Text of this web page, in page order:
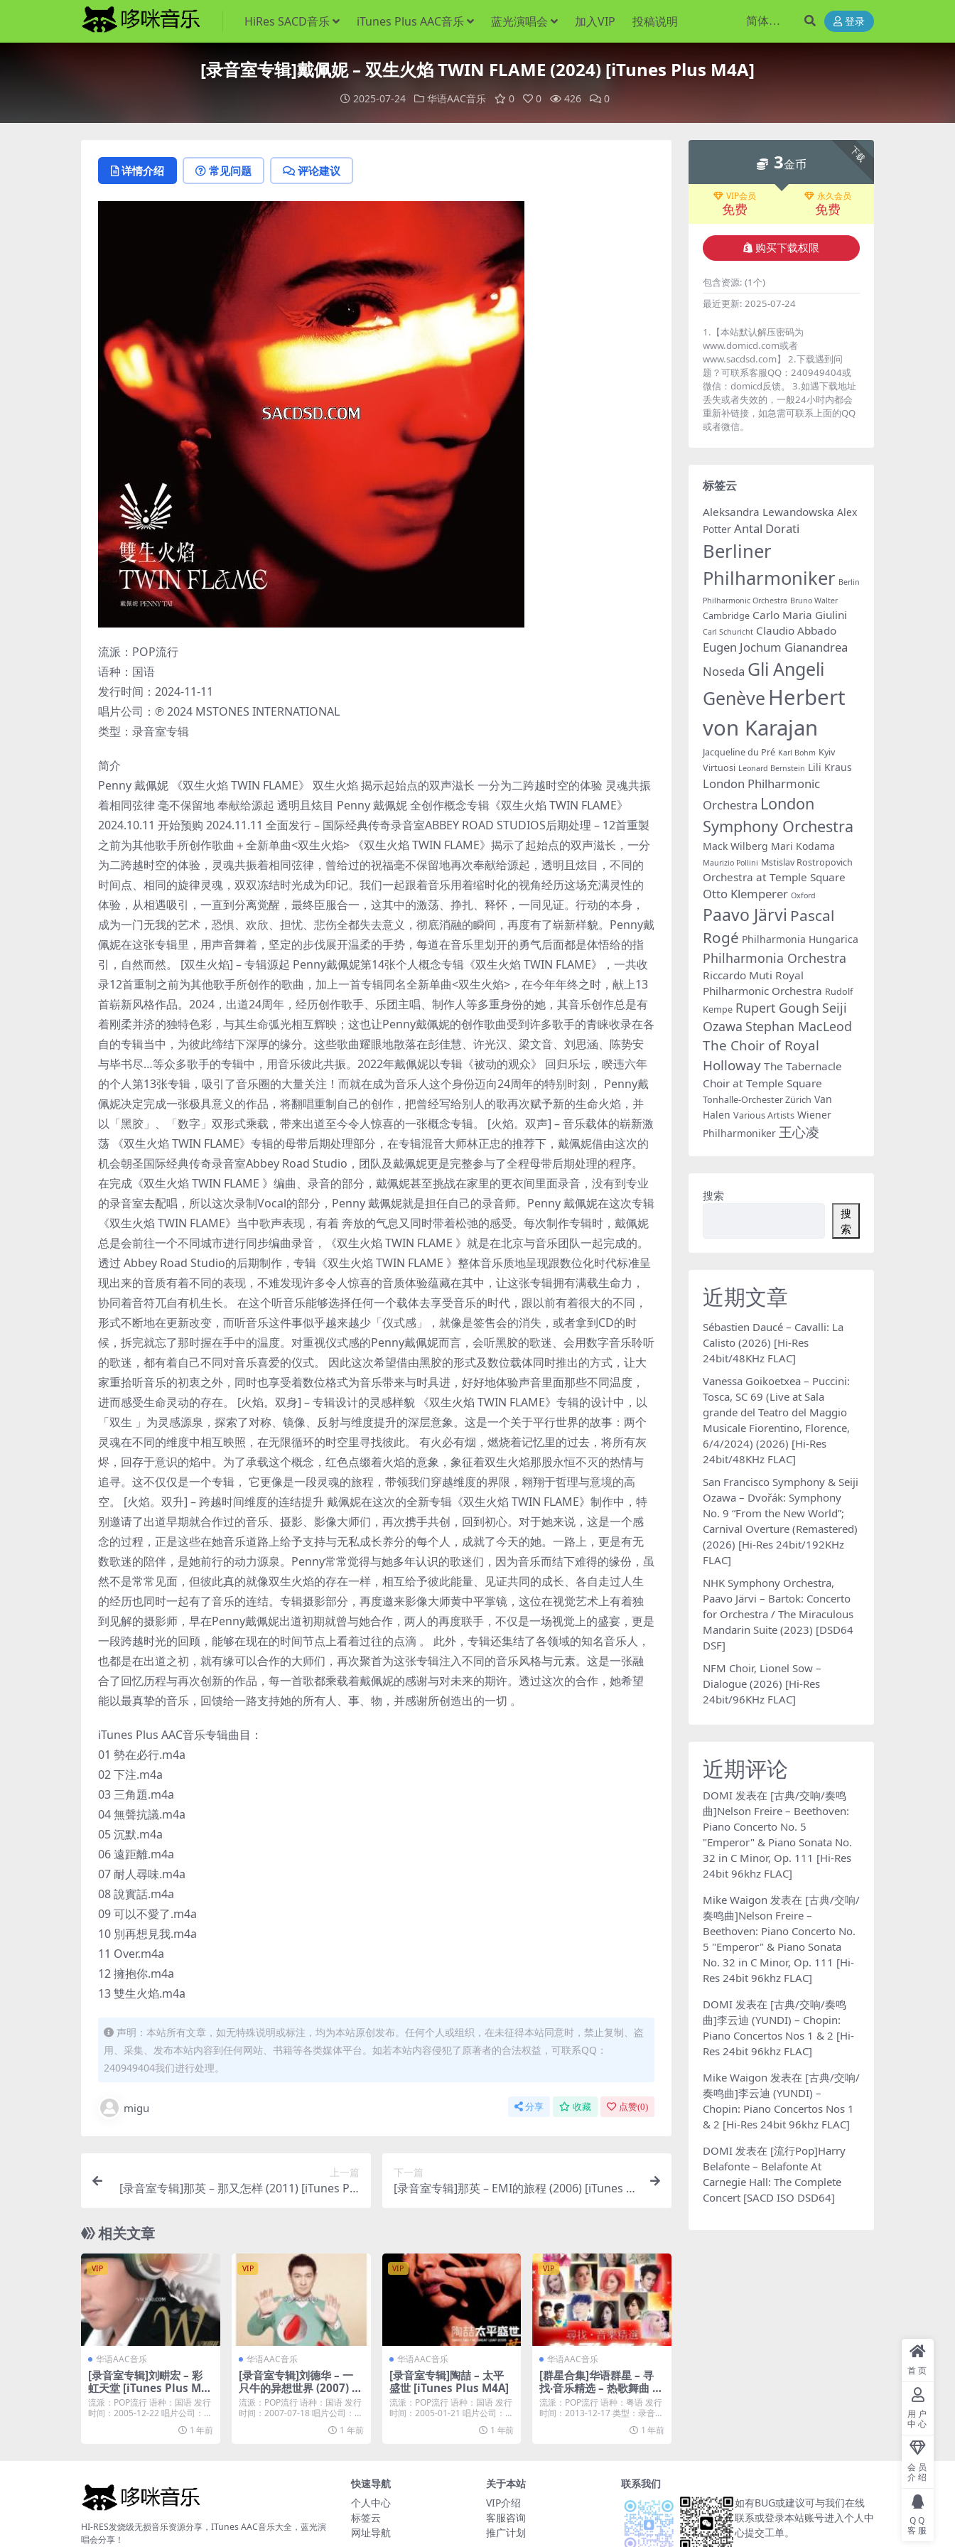
HiRes SACD音乐 iTunes Plus AAC音乐 蓝光演唱会 加入VIP 投稿说明 登录
[录音室专辑]戴佩妮 – 双生火焰 TWIN FLAME (2024) [iTunes Plus M4A]
2025-07-24 华语AAC音乐 0 0 426 0
详情介绍 常见问题 评论建议
流派：POP流行
语种：国语
发行时间：2024-11-11
唱片公司：℗ 2024 MSTONES INTERNATIONAL
类型：录音室专辑
简介
Penny 戴佩妮 《双生火焰 TWIN FLAME》 双生火焰 揭示起始点的双声滋长 一分为二跨越时空的体验 灵魂共振
着相同弦律 毫不保留地 奉献给源起 透明且炫目 Penny 戴佩妮 全创作概念专辑《双生火焰 TWIN FLAME》
2024.10.11 开始预购 2024.11.11 全面发行 – 国际经典传奇录音室ABBEY ROAD STUDIOS后期处理 – 12首重製
之前为其他歌手所创作歌曲＋全新单曲<双生火焰> 《双生火焰 TWIN FLAME》揭示了起始点的双声滋长，一分
为二跨越时空的体验，灵魂共振着相同弦律，曾给过的祝福毫不保留地再次奉献给源起，透明且炫目，不同的
时间点、相同的旋律灵魂，双双冻结时光成为印记。我们一起跟着音乐用着缩时化的视角经历这场充满灵性的
体验，从相遇吸引，一直到分离觉醒，最终臣服合一，这其中的激荡、挣扎、释怀，一同见证。行动的本身，
成为一门无我的艺术，恐惧、欢欣、担忧、悲伤全都失去意义，彻底消融的瞬间，再度有了崭新样貌。Penny戴
佩妮在这张专辑里，用声音舞着，坚定的步伐展开温柔的手势，每道在音乐里划开的勇气后面都是体悟给的指
引，自然而然。 [双生火焰] – 专辑源起 Penny戴佩妮第14张个人概念专辑《双生火焰 TWIN FLAME》，一共收
录12首重制之前为其他歌手所创作的歌曲，加上一首专辑同名全新单曲<双生火焰>，在今年年终之时，献上13
首崭新风格作品。2024，出道24周年，经历创作歌手、乐团主唱、制作人等多重身份的她，其音乐创作总是有
着刚柔并济的独特色彩，与其生命弧光相互辉映；这也让Penny戴佩妮的创作歌曲受到许多歌手的青睐收录在各
自的专辑当中，为彼此缔结下深厚的缘分。这些歌曲耀眼地散落在彭佳慧、许光汉、梁文音、刘思涵、陈势安
与毕书尽…等众多歌手的专辑中，用音乐彼此共振。2022年戴佩妮以专辑《被动的观众》 回归乐坛，睽违六年
的个人第13张专辑，吸引了音乐圈的大量关注！而就在成为音乐人这个身份迈向24周年的特别时刻， Penny戴
佩妮决定完成一张极具意义的作品，将翻唱重制自己的创作，把曾经写给别人的歌再次赋予新的生命火焰，并
以「黑胶」、「数字」双形式乘载，带来出道至今令人惊喜的一张概念专辑。 [火焰。双声] – 音乐载体的崭新激
荡 《双生火焰 TWIN FLAME》专辑的母带后期处理部分，在专辑混音大师林正忠的推荐下，戴佩妮借由这次的
机会朝圣国际经典传奇录音室Abbey Road Studio，团队及戴佩妮更是完整参与了全程母带后期处理的程序。
在完成《双生火焰 TWIN FLAME 》编曲、录音的部分，戴佩妮甚至挑战在家里的更衣间里面录音，没有到专业
的录音室去配唱，所以这次录制Vocal的部分，Penny 戴佩妮就是担任自己的录音师。Penny 戴佩妮在这次专辑
《双生火焰 TWIN FLAME》当中歌声表现，有着 奔放的气息又同时带着松弛的感受。每次制作专辑时，戴佩妮
总是会前往一个不同城市进行同步编曲录音，《双生火焰 TWIN FLAME 》就是在北京与音乐团队一起完成的。
透过 Abbey Road Studio的后期制作，专辑《双生火焰 TWIN FLAME 》整体音乐质地呈现跟数位化时代标准呈
现出来的音质有着不同的表现，不难发现许多令人惊喜的音质体验蕴藏在其中，让这张专辑拥有满载生命力，
协同着音符兀自有机生长。 在这个听音乐能够选择任何一个载体去享受音乐的时代，跟以前有着很大的不同，
形式不断地在更新改变，而听音乐这件事似乎越来越少「仪式感」，就像是签售会的消失，或者拿到CD的时
候，拆完就忘了那时握在手中的温度。对重视仪式感的Penny戴佩妮而言，会听黑胶的歌迷、会用数字音乐聆听
的歌迷，都有着自己不同对音乐喜爱的仪式。 因此这次希望借由黑胶的形式及数位载体同时推出的方式，让大
家重拾听音乐的初衷之外，同时也享受着数位格式为音乐带来与时具进，好好地体验声音里面那些不同温度，
进而感受生命灵动的存在。 [火焰。双身] – 专辑设计的灵感样貌 《双生火焰 TWIN FLAME》专辑的设计中，以
「双生 」为灵感源泉，探索了对称、镜像、反射与维度提升的深层意象。这是一个关于平行世界的故事：两个
灵魂在不同的维度中相互映照，在无限循环的时空里寻找彼此。 有火必有烟，燃烧着记忆里的过去，将所有灰
烬，回存于意识的焰中。为了承载这个概念，红色点缀着火焰的意象，象征着双生火焰那股永恒不灭的热情与
追寻。这不仅仅是一个专辑， 它更像是一段灵魂的旅程，带领我们穿越维度的界限，翱翔于哲理与意境的高
空。 [火焰。双升] – 跨越时间维度的连结提升 戴佩妮在这次的全新专辑《双生火焰 TWIN FLAME》制作中，特
别邀请了出道早期就合作过的音乐、摄影、影像大师们，再次携手共创，回到初心。对于她来说，这是一个感
念的过程，正是这些在她音乐道路上给予支持与无私成长养分的每个人，成就了今天的她。一路上，更是有无
数歌迷的陪伴，是她前行的动力源泉。Penny常常觉得与她多年认识的歌迷们，因为音乐而结下难得的缘份，虽
然不是常常见面，但彼此真的就像双生火焰的存在一样，相互给予彼此能量、见证共同的成长、各自走过人生
的经历也同时一起有了音乐的连结。专辑摄影部分，再度邀来影像大师黄中平掌镜，这位在视觉艺术上有着独
到见解的摄影师，早在Penny戴佩妮出道初期就曾与她合作，两人的再度联手，不仅是一场视觉上的盛宴，更是
一段跨越时光的回顾，能够在现在的时间节点上看着过往的点滴 。 此外，专辑还集结了各领域的知名音乐人，
也都是在出道之初，就有缘可以合作的大师们，再次聚首为这张专辑注入不同的音乐风格与元素。这是一张融
合了回忆历程与再次创新的作品，每一首歌都乘载着戴佩妮的感谢与对未来的期许。透过这次的合作，她希望
能以最真挚的音乐，回馈给一路支持她的所有人、事、物，并感谢所创造出的一切 。
iTunes Plus AAC音乐专辑曲目：
01 勢在必行.m4a
02 下注.m4a
03 三角題.m4a
04 無聲抗議.m4a
05 沉默.m4a
06 遠距離.m4a
07 耐人尋味.m4a
08 說實話.m4a
09 可以不愛了.m4a
10 別再想見我.m4a
11 Over.m4a
12 擁抱你.m4a
13 雙生火焰.m4a
声明：本站所有文章，如无特殊说明或标注，均为本站原创发布。任何个人或组织，在未征得本站同意时，禁止复制、盗
用、采集、发布本站内容到任何网站、书籍等各类媒体平台。如若本站内容侵犯了原著者的合法权益，可联系QQ：
240949404我们进行处理。
migu 分享 收藏 点赞(0)
上一篇
[录音室专辑]那英 – 那又怎样 (2011) [iTunes Plu
下一篇
[录音室专辑]那英 – EMI的旅程 (2006) [iTunes Pl
相关文章
VIP
华语AAC音乐
[录音室专辑]刘畊宏 – 彩
虹天堂 [iTunes Plus M4
A]
流派：POP流行 语种：国语 发行
时间：2005-12-22 唱片公司：索
1 年前
VIP
华语AAC音乐
[录音室专辑]刘德华 – 一
只牛的异想世界 (2007) [i
Tunes Plus M4A]
流派：POP流行 语种：国语 发行
时间：2007-07-18 唱片公司：℗
1 年前
VIP
华语AAC音乐
[录音室专辑]陶喆 – 太平
盛世 [iTunes Plus M4A]
流派：POP流行 语种：国语 发行
时间：2005-01-21 唱片公司：金
1 年前
VIP
华语AAC音乐
[群星合集]华语群星 – 寻
找‧音乐精选 – 热歌舞曲 [i
Tunes Plus M4A]
流派：POP流行 语种：粤语 发行
时间：2013-12-17 类型：录音室
1 年前
下载
3金币
VIP会员
免费
永久会员
免费
购买下载权限
包含资源: (1个)
最近更新: 2025-07-24
1.【本站默认解压密码为
www.domicd.com或者
www.sacdsd.com】 2.下载遇到问
题？可联系客服QQ：240949404或
微信：domicd反馈。 3.如遇下载地址
丢失或者失效的，一般24小时内都会
重新补链接，如急需可联系上面的QQ
或者微信。
标签云
Aleksandra Lewandowska Alex
Potter Antal Dorati
Berliner
Philharmoniker Berlin
Philharmonic Orchestra Bruno Walter
Cambridge Carlo Maria Giulini
Carl Schuricht Claudio Abbado
Eugen Jochum Gianandrea
Noseda Gli Angeli
Genève Herbert
von Karajan
Jacqueline du Pré Karl Bohm Kyiv
Virtuosi Leonard Bernstein Lili Kraus
London Philharmonic
Orchestra London
Symphony Orchestra
Mack Wilberg Mari Kodama
Maurizio Pollini Mstislav Rostropovich
Orchestra at Temple Square
Otto Klemperer Oxford
Paavo Järvi Pascal
Rogé Philharmonia Hungarica
Philharmonia Orchestra
Riccardo Muti Royal
Philharmonic Orchestra Rudolf
Kempe Rupert Gough Seiji
Ozawa Stephan MacLeod
The Choir of Royal
Holloway The Tabernacle
Choir at Temple Square
Tonhalle-Orchester Zürich Van
Halen Various Artists Wiener
Philharmoniker 王心凌
搜索
搜
索
近期文章
Sébastien Daucé – Cavalli: La
Calisto (2026) [Hi-Res
24bit/48KHz FLAC]
Vanessa Goikoetxea – Puccini:
Tosca, SC 69 (Live at Sala
grande del Teatro del Maggio
Musicale Fiorentino, Florence,
6/4/2024) (2026) [Hi-Res
24bit/48KHz FLAC]
San Francisco Symphony & Seiji
Ozawa – Dvořák: Symphony
No. 9 “From the New World”;
Carnival Overture (Remastered)
(2026) [Hi-Res 24bit/192KHz
FLAC]
NHK Symphony Orchestra,
Paavo Järvi – Bartok: Concerto
for Orchestra / The Miraculous
Mandarin Suite (2023) [DSD64
DSF]
NFM Choir, Lionel Sow –
Dialogue (2026) [Hi-Res
24bit/96KHz FLAC]
近期评论
DOMI 发表在 [古典/交响/奏鸣
曲]Nelson Freire – Beethoven:
Piano Concerto No. 5
"Emperor" & Piano Sonata No.
32 in C Minor, Op. 111 [Hi-Res
24bit 96khz FLAC]
Mike Waigon 发表在 [古典/交响/
奏鸣曲]Nelson Freire –
Beethoven: Piano Concerto No.
5 "Emperor" & Piano Sonata
No. 32 in C Minor, Op. 111 [Hi-
Res 24bit 96khz FLAC]
DOMI 发表在 [古典/交响/奏鸣
曲]李云迪 (YUNDI) – Chopin:
Piano Concertos Nos 1 & 2 [Hi-
Res 24bit 96khz FLAC]
Mike Waigon 发表在 [古典/交响/
奏鸣曲]李云迪 (YUNDI) –
Chopin: Piano Concertos Nos 1
& 2 [Hi-Res 24bit 96khz FLAC]
DOMI 发表在 [流行Pop]Harry
Belafonte – Belafonte At
Carnegie Hall: The Complete
Concert [SACD ISO DSD64]
HI-RES发烧级无损音乐资源分享，ITunes AAC音乐大全，蓝光演
唱会分享！
快速导航
个人中心
标签云
网址导航
关于本站
VIP介绍
客服咨询
推广计划
联系我们
如有BUG或建议可与我们在线
联系或登录本站账号进入个人中
心提交工单。
首页
用户
中心
会员
介绍
QQ
客服